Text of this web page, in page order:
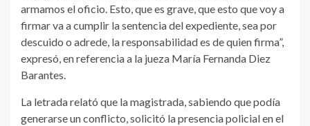
armamos el oficio. Esto, que es grave, que esto que voy a
firmar va a cumplir la sentencia del expediente, sea por
descuido o adrede, la responsabilidad es de quien firma”,
expresó, en referencia a la jueza María Fernanda Diez
Barantes.
La letrada relató que la magistrada, sabiendo que podía
generarse un conflicto, solicitó la presencia policial en el